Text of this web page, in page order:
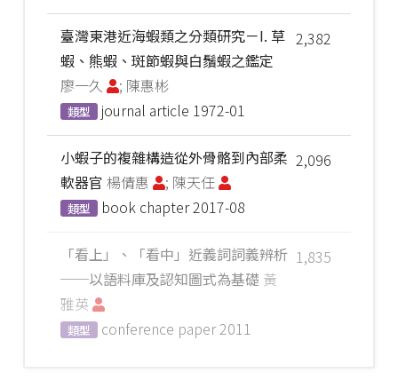
2,382
臺灣東港近海蝦類之分類研究－I. 草
蝦、熊蝦、斑節蝦與白鬚蝦之鑑定
廖一久
; 陳惠彬
類型 journal article 1972-01
2,096
小蝦子的複雜構造從外骨骼到內部柔
軟器官 楊倩惠 ; 陳天任
類型 book chapter2017-08
1,835
「看上」、「看中」近義詞詞義辨析
──以語料庫及認知圖式為基礎 黃
雅英
類型 conference paper2011